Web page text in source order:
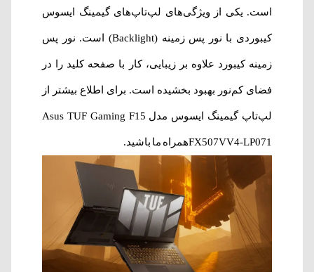
است.‌ یکی از ویژگی‌های لپ‌تاپ‌های گیمینگ ایسوس
کیبوردی با نور پس زمینه (Backlight) است. نور پس
زمینه کیبورد علاوه بر زیبایی، کار با صفحه کلید را در
فضای کم‌نور بهبود بخشیده است. برای اطلاع بیشتر از
لپ‌تاپ گیمینگ ایسوس مدل Asus TUF Gaming F15
FX507VV4-LP071همراه ما باشید.